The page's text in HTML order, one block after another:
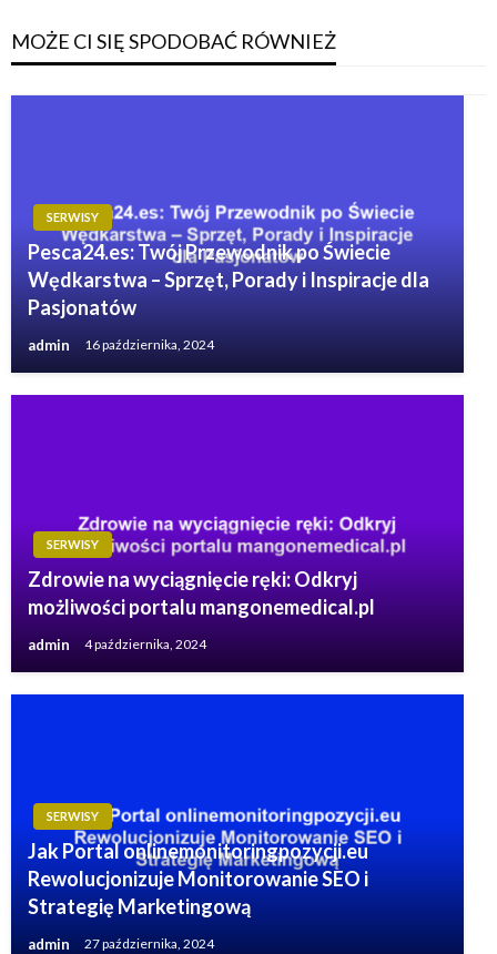
MOŻE CI SIĘ SPODOBAĆ RÓWNIEŻ
SERWISY
Pesca24.es: Twój Przewodnik po Świecie
Wędkarstwa – Sprzęt, Porady i Inspiracje dla
Pasjonatów
admin 16 października, 2024
SERWISY
Zdrowie na wyciągnięcie ręki: Odkryj
możliwości portalu mangonemedical.pl
admin 4 października, 2024
SERWISY
Jak Portal onlinemonitoringpozycji.eu
Rewolucjonizuje Monitorowanie SEO i
Strategię Marketingową
admin 27 października, 2024